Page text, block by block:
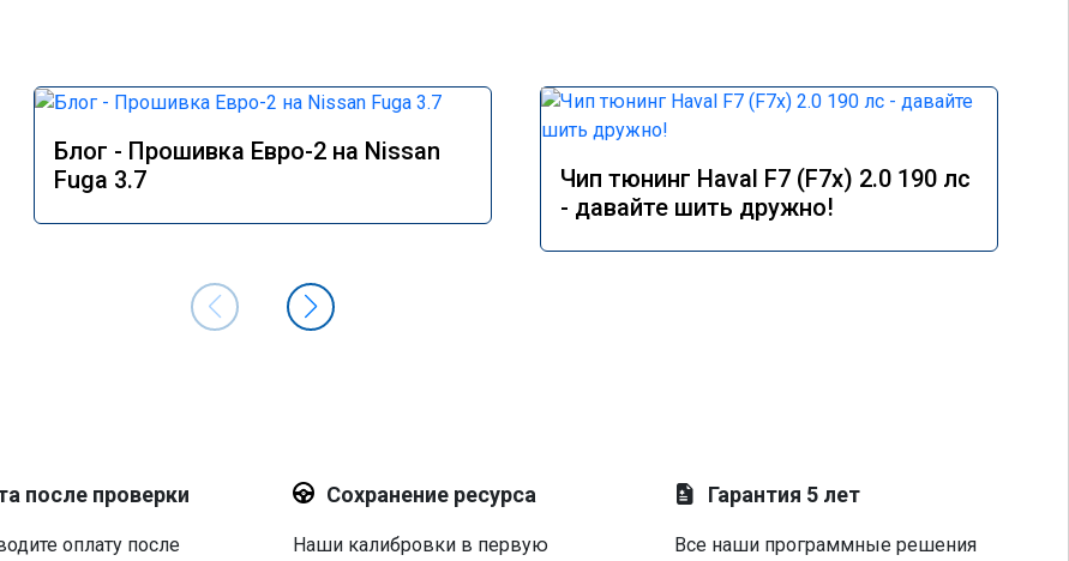
Блог - Прошивка Евро-2 на Nissan
Fuga 3.7
Чип тюнинг Haval F7 (F7x) 2.0 190 лс
- давайте шить дружно!
после проверки
оплату после
Сохранение ресурса
Наши калибровки в первую
Гарантия 5 лет
Все наши программные решения